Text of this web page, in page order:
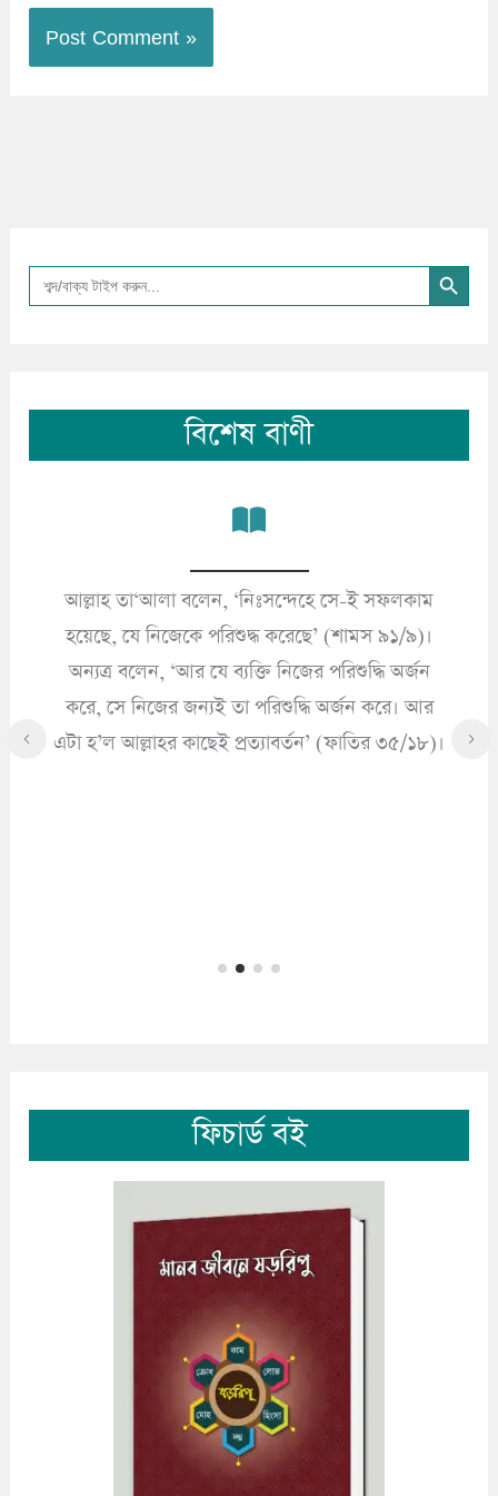
Search
for:
Search Button
বিশেষ বাণী
আল্লাহ তা‘আলা বলেন, ‘নিঃসন্দেহে সে-ই সফলকাম
হয়েছে, যে নিজেকে পরিশুদ্ধ করেছে’ (শামস ৯১/৯)।
অন্যত্র বলেন, ‘আর যে ব্যক্তি নিজের পরিশুদ্ধি অর্জন
করে, সে নিজের জন্যই তা পরিশুদ্ধি অর্জন করে। আর
এটা হ’ল আল্লাহর কাছেই প্রত্যাবর্তন’ (ফাতির ৩৫/১৮)।
ফিচার্ড বই